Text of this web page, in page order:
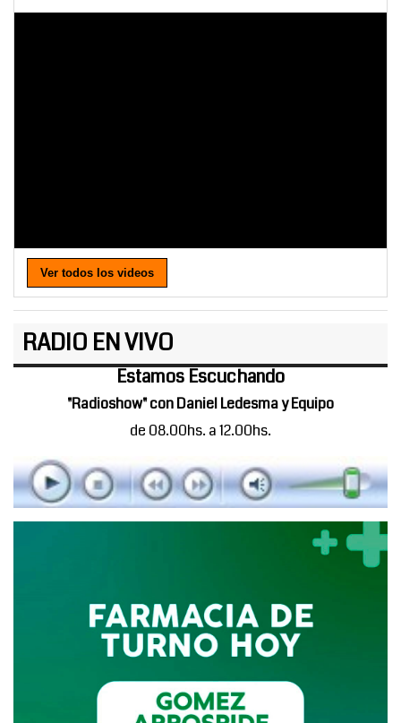
Ver todos los videos
RADIO EN VIVO
Estamos Escuchando
"Radioshow" con Daniel Ledesma y Equipo
de 08.00hs. a 12.00hs.